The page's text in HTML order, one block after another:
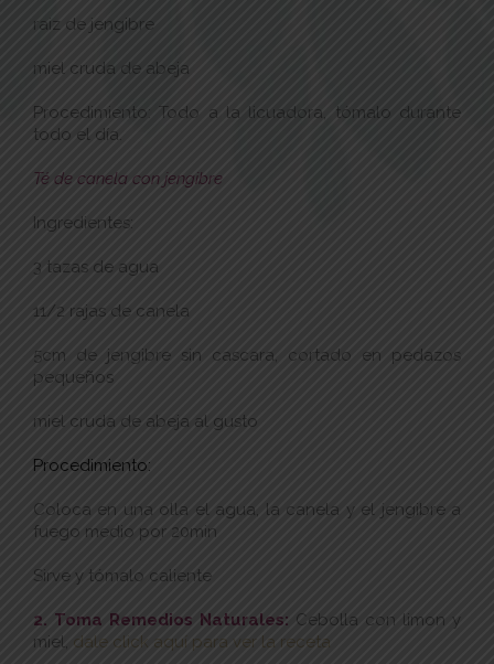
raiz de jengibre
miel cruda de abeja
Procedimiento: Todo a la licuadora, tómalo durante
todo el día.
Té de canela con jengibre
Ingredientes:
3 tazas de agua
11/2 rajas de canela
5cm de jengibre sin cascara, cortado en pedazos
pequeños
miel cruda de abeja al gusto
Procedimiento:
Coloca en una olla el agua, la canela y el jengibre a
fuego medio por 20min
Sirve y tómalo caliente
2. Toma Remedios Naturales: Cebolla con limon y
miel, dale click aquí para ver la receta